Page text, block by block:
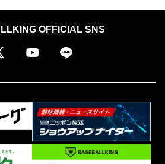
OFFICIAL SNS